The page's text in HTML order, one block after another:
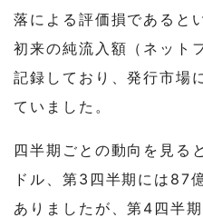
落による評価損であると
初来の純流入額（ネット
記録しており、発行市場
ていました。
四半期ごとの動向を見る
ドル、第3四半期には87
ありましたが、第4四半